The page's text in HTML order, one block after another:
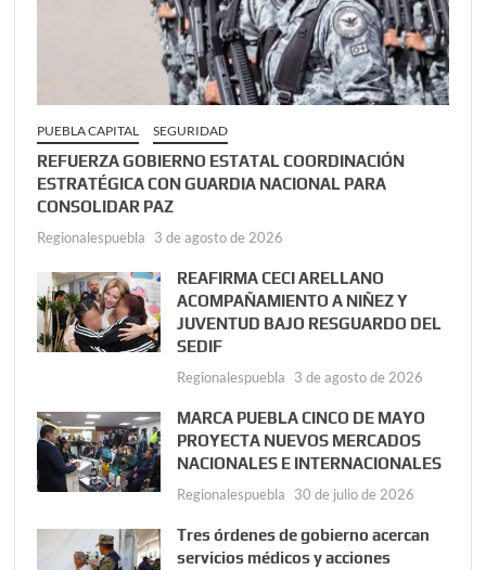
PUEBLA CAPITAL SEGURIDAD
REFUERZA GOBIERNO ESTATAL COORDINACIÓN
ESTRATÉGICA CON GUARDIA NACIONAL PARA
CONSOLIDAR PAZ
Regionalespuebla 3 de agosto de 2026
REAFIRMA CECI ARELLANO
ACOMPAÑAMIENTO A NIÑEZ Y
JUVENTUD BAJO RESGUARDO DEL
SEDIF
Regionalespuebla 3 de agosto de 2026
MARCA PUEBLA CINCO DE MAYO
PROYECTA NUEVOS MERCADOS
NACIONALES E INTERNACIONALES
Regionalespuebla 30 de julio de 2026
Tres órdenes de gobierno acercan
servicios médicos y acciones